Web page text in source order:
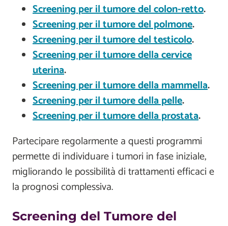
Screening per il tumore del colon-retto.
Screening per il tumore del polmone.
Screening per il tumore del testicolo.
Screening per il tumore della cervice
uterina.
Screening per il tumore della mammella.
Screening per il tumore della pelle.
Screening per il tumore della prostata.
Partecipare regolarmente a questi programmi
permette di individuare i tumori in fase iniziale,
migliorando le possibilità di trattamenti efficaci e
la prognosi complessiva.
Screening del Tumore del